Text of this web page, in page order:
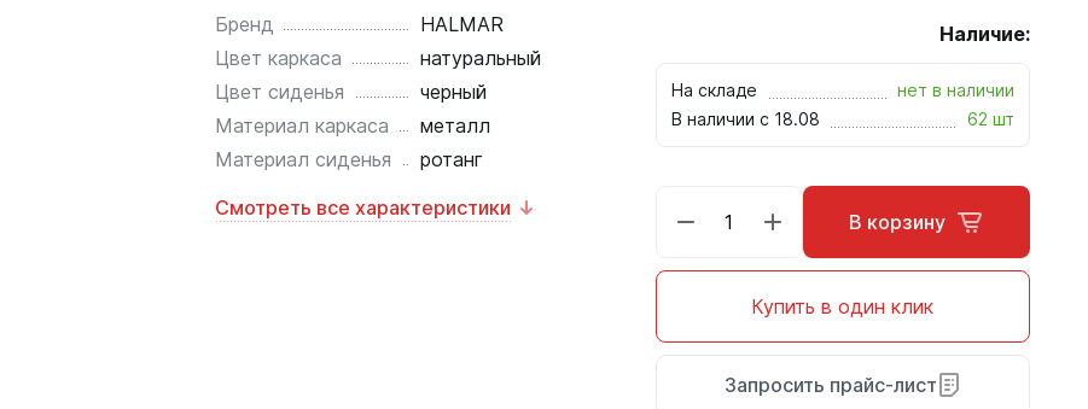
Бренд
HALMAR
Цвет каркаса
натуральный
Цвет сиденья
черный
Материал каркаса
металл
Материал сиденья
ротанг
Смотреть все характеристики
Наличие:
На складе
нет в наличии
В наличии с 18.08
62 шт
В корзину
Купить в один клик
Запросить прайс-лист